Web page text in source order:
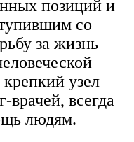
позиций и
со
за жизнь
узел
всегда
людям.